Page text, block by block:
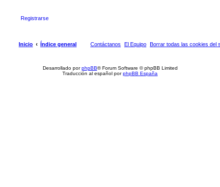
Registrarse
Inicio Índice general Borrar todas las cookies del
El Equipo
Contáctanos
Desarrollado porphpBB® Forum Software © phpBB Limited
Traducción al español porphpBB España